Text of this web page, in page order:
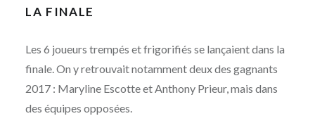
LA FINALE
Les 6 joueurs trempés et frigorifiés se lançaient dans la
finale. On y retrouvait notamment deux des gagnants
2017 : Maryline Escotte et Anthony Prieur, mais dans
des équipes opposées.